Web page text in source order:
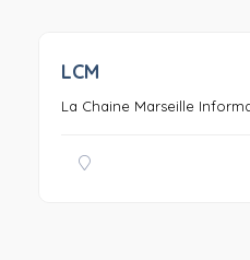
LCM
La Chaine Marseille